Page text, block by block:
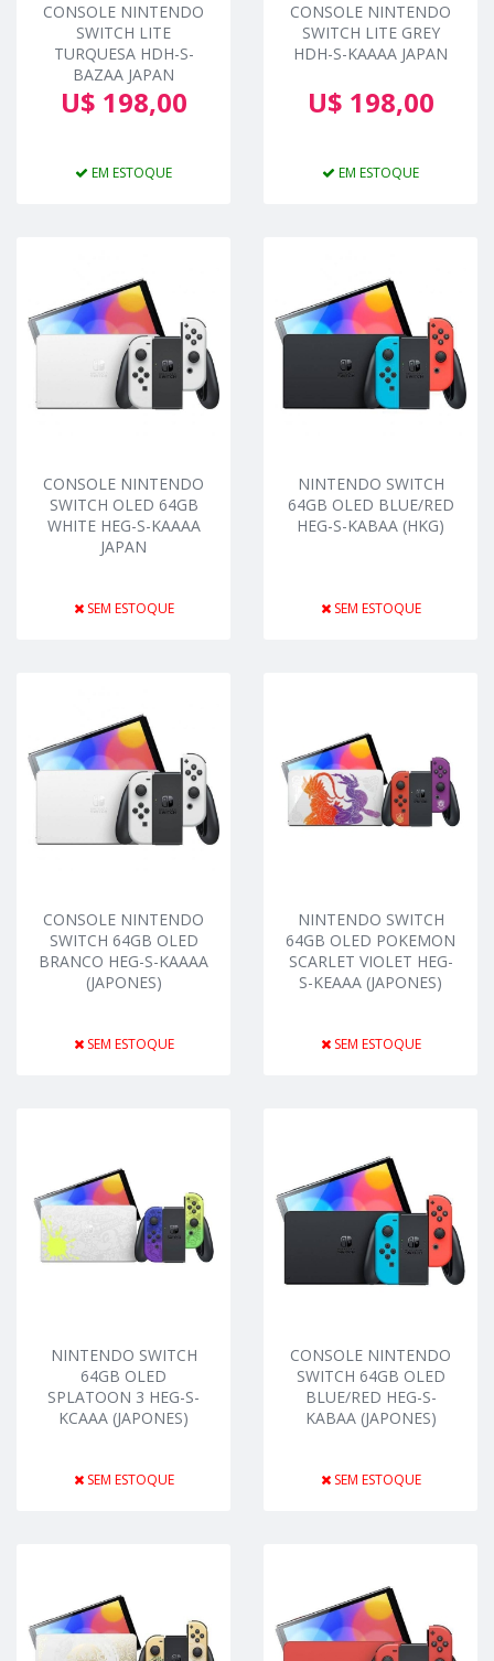
CONSOLE NINTENDO
SWITCH LITE
TURQUESA HDH-S-
BAZAA JAPAN
U$ 198,00
EM ESTOQUE
CONSOLE NINTENDO
SWITCH LITE GREY
HDH-S-KAAAA JAPAN
U$ 198,00
EM ESTOQUE
CONSOLE NINTENDO
SWITCH OLED 64GB
WHITE HEG-S-KAAAA
JAPAN
SEM ESTOQUE
NINTENDO SWITCH
64GB OLED BLUE/RED
HEG-S-KABAA (HKG)
SEM ESTOQUE
CONSOLE NINTENDO
SWITCH 64GB OLED
BRANCO HEG-S-KAAAA
(JAPONES)
SEM ESTOQUE
NINTENDO SWITCH
64GB OLED POKEMON
SCARLET VIOLET HEG-
S-KEAAA (JAPONES)
SEM ESTOQUE
NINTENDO SWITCH
64GB OLED
SPLATOON 3 HEG-S-
KCAAA (JAPONES)
SEM ESTOQUE
CONSOLE NINTENDO
SWITCH 64GB OLED
BLUE/RED HEG-S-
KABAA (JAPONES)
SEM ESTOQUE